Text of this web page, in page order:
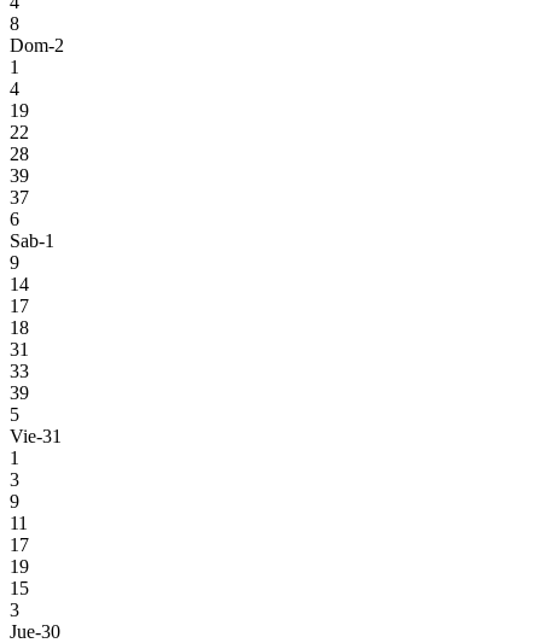
8
Dom-2
1
4
19
22
28
39
37
6
Sab-1
9
14
17
18
31
33
39
5
Vie-31
1
3
9
11
17
19
15
3
Jue-30